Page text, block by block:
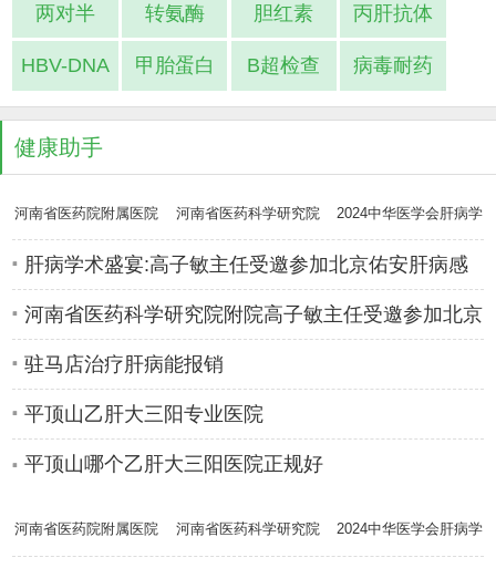
两对半 转氨酶 胆红素 丙肝抗体
HBV-DNA 甲胎蛋白 B超检查 病毒耐药
健康助手
河南省医药院附属医院
肝病专家高
河南省医药科学研究院
附属医院肝
2024中华医学会肝病学
分会学术年
肝病学术盛宴:高子敏主任受邀参加北京佑安肝病感
染病专科医疗
河南省医药科学研究院附院高子敏主任受邀参加北京
佑安肝病感
驻马店治疗肝病能报销
平顶山乙肝大三阳专业医院
平顶山哪个乙肝大三阳医院正规好
河南省医药院附属医院
肝病专家高
河南省医药科学研究院
附属医院肝
2024中华医学会肝病学
分会学术年